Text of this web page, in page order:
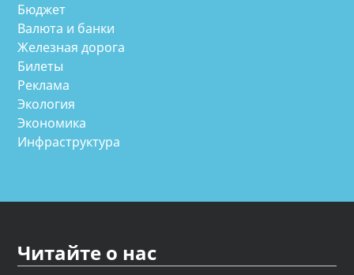
Бюджет
Валюта и банки
Железная дорога
Билеты
Реклама
Экология
Экономика
Инфраструктура
Читайте о нас